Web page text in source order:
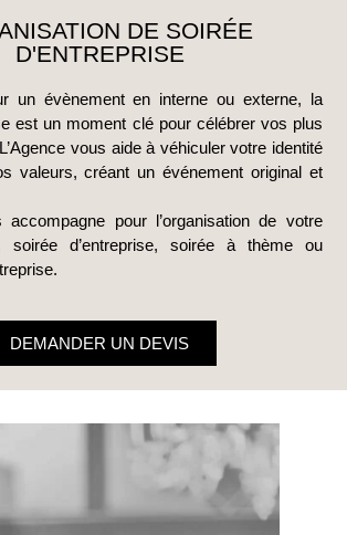
DE SOIRÉE
D'ENTREPRISE
un évènement en interne ou externe, la
est un moment clé pour célébrer vos plus
vous aide à véhiculer votre identité
valeurs, créant un événement original et
accompagne pour l’organisation de votre
soirée d’entreprise, soirée à thème ou
DEMANDER UN DEVIS